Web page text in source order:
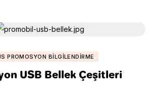
PROMOSYON BILGILENDIRME
USB Bellek Çeşitleri